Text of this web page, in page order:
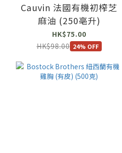
Cauvin 法國有機初榨芝
麻油 (250亳升)
HK$75.00
HK$98.00 24% OFF